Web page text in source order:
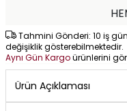
Tahmini Gönderi: 10 iş
değişiklik gösterebilmektedir.
Aynı Gün Kargoürünlerini
Ürün Açıklaması